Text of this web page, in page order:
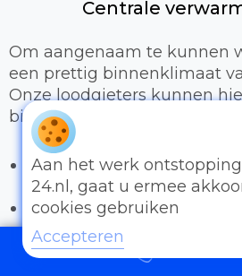
Centrale
Om aangenaam te kunnen
een prettig binnenklimaat
Onze loodgieters kunnen
bijvoorbeeld:
Het uitbreiden of
een cv-installatie
Vervangen van
Vloerverwarming
Sanitair
Aan het werk
24.nl, gaat u ermee
cookies gebruiken
Accepteren